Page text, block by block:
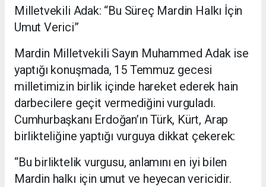
Milletvekili Adak: “Bu Süreç Mardin Halkı İçin
Umut Verici”
Mardin Milletvekili Sayın Muhammed Adak ise
yaptığı konuşmada, 15 Temmuz gecesi
milletimizin birlik içinde hareket ederek hain
darbecilere geçit vermediğini vurguladı.
Cumhurbaşkanı Erdoğan’ın Türk, Kürt, Arap
birlikteliğine yaptığı vurguya dikkat çekerek:
“Bu birliktelik vurgusu, anlamını en iyi bilen
Mardin halkı için umut ve heyecan vericidir.